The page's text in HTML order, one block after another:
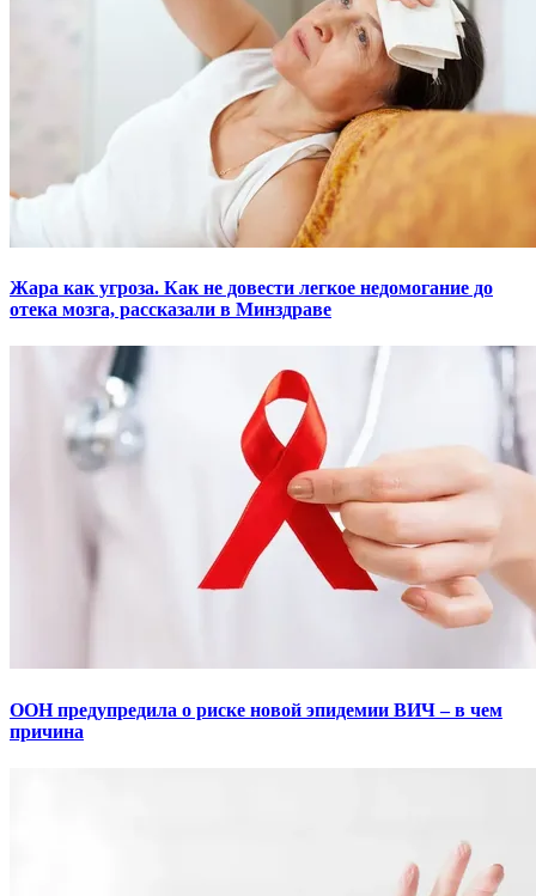
Жара как угроза. Как не довести легкое недомогание до
отека мозга, рассказали в Минздраве
ООН предупредила о риске новой эпидемии ВИЧ – в чем
причина